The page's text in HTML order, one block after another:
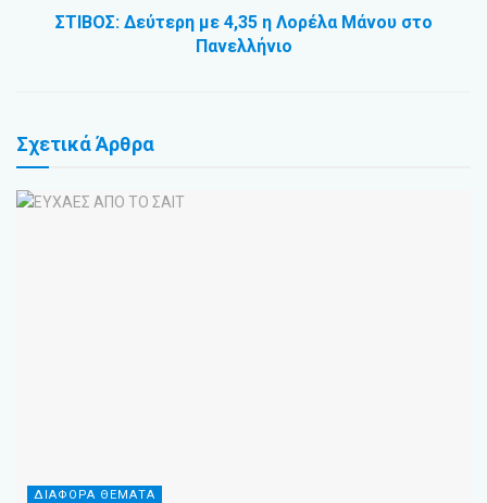
ΣΤΙΒΟΣ: Δεύτερη με 4,35 η Λορέλα Μάνου στο
Πανελλήνιο
ΣχετικάΆρθρα
ΔΙΑΦΟΡΑ ΘΕΜΑΤΑ